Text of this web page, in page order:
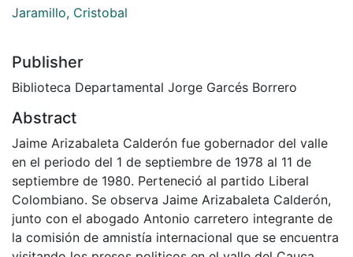
Jaramillo, Cristobal
Publisher
Biblioteca Departamental Jorge Garcés Borrero
Abstract
Jaime Arizabaleta Calderón fue gobernador del valle
en el periodo del 1 de septiembre de 1978 al 11 de
septiembre de 1980. Perteneció al partido Liberal
Colombiano. Se observa Jaime Arizabaleta Calderón,
junto con el abogado Antonio carretero integrante de
la comisión de amnistía internacional que se encuentra